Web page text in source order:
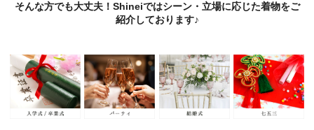
そんな方でも大丈夫！Shineiではシーン・立場に応じた着物をご
紹介しております♪